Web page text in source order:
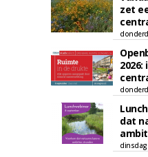
zet
dat
dinsdag